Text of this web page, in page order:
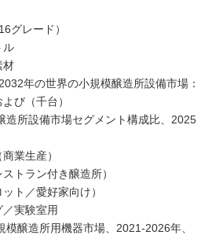
グレード）
ル
材
年の世界の小規模醸造所設備市場：
び（千台）
造所設備市場セグメント構成比、2025
業生産）
トラン付き醸造所）
ト／愛好家向け）
実験室用
醸造所用機器市場、2021-2026年、